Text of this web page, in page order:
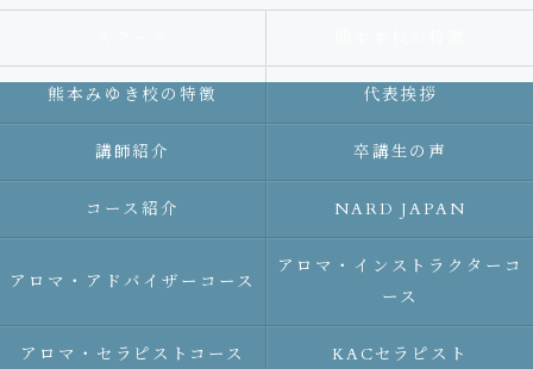
熊本みゆき校の特徴 代表挨拶
講師紹介 卒講生の声
コース紹介 NARD JAPAN
アロマ・アドバイザーコース
アロマ・インストラクターコ
ース
アロマ・セラピストコース KACセラピスト